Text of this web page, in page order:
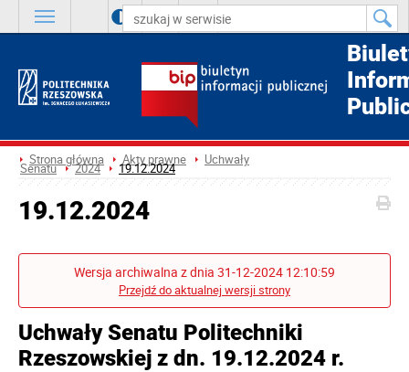
A A A
Strona główna Akty prawne Uchwały
Senatu 2024 19.12.2024
19.12.2024
Wersja archiwalna z dnia 31-12-2024 12:10:59
Przejdź do aktualnej wersji strony
Uchwały Senatu Politechniki
Rzeszowskiej z dn. 19.12.2024 r.